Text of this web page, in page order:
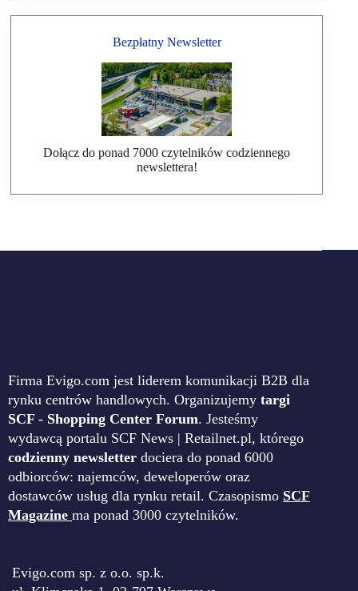
Bezpłatny Newsletter
Dołącz do ponad 7000 czytelników codziennego
newslettera!
Firma Evigo.com jest liderem komunikacji B2B dla
rynku centrów handlowych. Organizujemy targi
SCF - Shopping Center Forum. Jesteśmy
wydawcą portalu SCF News | Retailnet.pl, którego
codzienny newsletter dociera do ponad 6000
odbiorców: najemców, deweloperów oraz
dostawców usług dla rynku retail. Czasopismo SCF
Magazine ma ponad 3000 czytelników.
Evigo.com sp. z o.o. sp.k.